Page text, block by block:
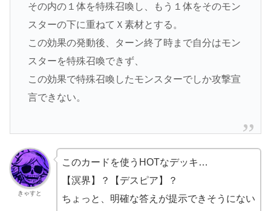
その内の１体を特殊召喚し、もう１体をそのモン
スターの下に重ねてＸ素材とする。
この効果の発動後、ターン終了時まで自分はモン
スターを特殊召喚できず、
この効果で特殊召喚したモンスターでしか攻撃宣
言できない。
きゃすと
このカードを使うHOTなデッキ…
【溟界】？【デスピア】？
ちょっと、明確な答えが提示できそうにない